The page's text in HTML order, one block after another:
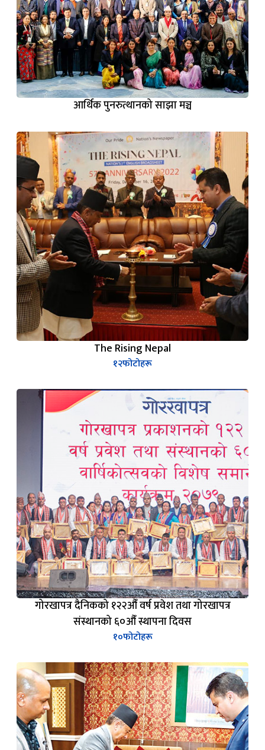
आर्थिक पुनरुत्थानको साझा मञ्च
The Rising Nepal
१२फोटोहरू
गोरखापत्र दैनिकको १२२औँ वर्ष प्रवेश तथा गोरखापत्र
संस्थानको ६०औँ स्थापना दिवस
१०फोटोहरू